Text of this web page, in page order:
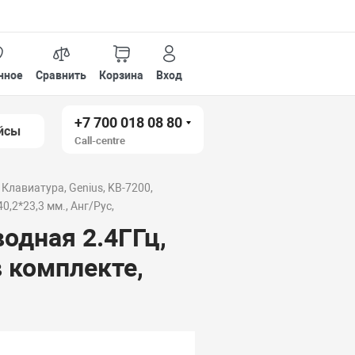
Сравнить Корзина Вход
+7 700 018 08 80
Call-centre
Клавиатура, Genius, KB-7200,
мм., Анг/Рус,
2.4ГГц,